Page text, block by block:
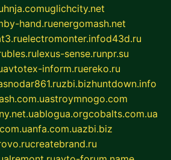
uglichcity.net
by-hand.ruenergomash.net
electromonter.infod43d.ru
lexus-sense.runpr.su
avtotex-inform.ruereko.ru
zbi.bizhuntdown.info
stroymnogo.com
blogua.orgcobalts.com.ua
nfa.com.uazbi.biz
createbrand.ru